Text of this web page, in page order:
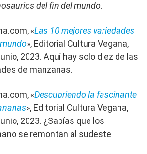
del fin del mundo.
«Las 10 mejores variedades
», Editorial Cultura Vegana,
2023. Aquí hay solo diez de las
de manzanas.
«Descubriendo la fascinante
», Editorial Cultura Vegana,
2023. ¿Sabías que los
se remontan al sudeste